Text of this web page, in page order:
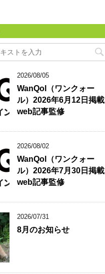
2026/08/05
WanQol（ワンクォー
ル）2026年6月12日掲載
web記事監修
2026/08/02
WanQol（ワンクォー
ル）2026年7月30日掲載
web記事監修
2026/07/31
8月のお知らせ